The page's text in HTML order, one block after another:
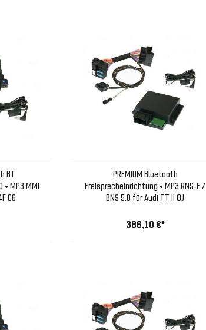
BT
+ MP3 MMi
C6
PREMIUM Bluetooth
Freisprecheinrichtung + MP3 RNS-E /
BNS 5.0 für Audi TT II 8J
386,10 €*